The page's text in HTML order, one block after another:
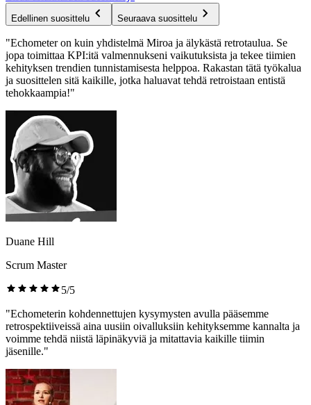
Edellinen suosittelu Seuraava suosittelu
"Echometer on kuin yhdistelmä Miroa ja älykästä retrotaulua. Se
jopa toimittaa KPI:itä valmennukseni vaikutuksista ja tekee tiimien
kehityksen trendien tunnistamisesta helppoa. Rakastan tätä työkalua
ja suosittelen sitä kaikille, jotka haluavat tehdä retroistaan entistä
tehokkaampia!"
Duane Hill
Scrum Master
5/5
"Echometerin kohdennettujen kysymysten avulla pääsemme
retrospektiiveissä aina uusiin oivalluksiin kehityksemme kannalta ja
voimme tehdä niistä läpinäkyviä ja mitattavia kaikille tiimin
jäsenille."